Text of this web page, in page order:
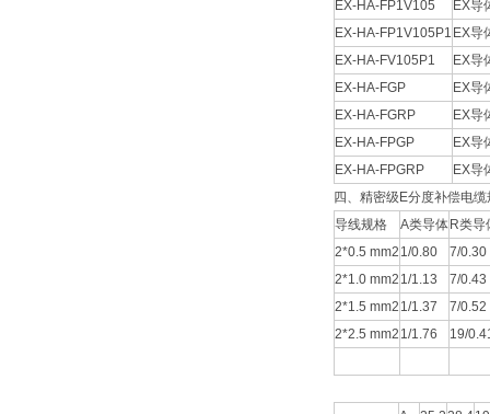
EX-HA-FP1V105
EX导
EX-HA-FP1V105P1 EX导
EX-HA-FV105P1
EX导
EX-HA-FGP
EX导
EX-HA-FGRP
EX导
EX-HA-FPGP
EX导
EX-HA-FPGRP
EX导
四、精密级E分度补偿电
导线规格
A类导体 R类导
2*0.5 mm2 1/0.80
7/0.30
2*1.0 mm2 1/1.13
7/0.43
2*1.5 mm2 1/1.37
7/0.52
2*2.5 mm2 1/1.76 19/